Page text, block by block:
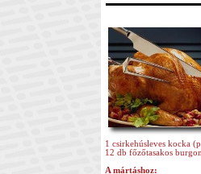
1 csirkehúsleves kocka
12 db főzőtasakos
A mártáshoz: